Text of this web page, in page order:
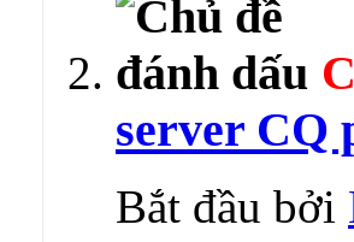
server CQ
Bắt đầu bởi